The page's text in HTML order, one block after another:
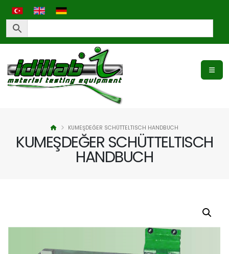
KUMEŞDEĞER SCHÜTTELTISCH
HANDBUCH
KUMEŞDEĞER SCHÜTTELTISCH HANDBUCH